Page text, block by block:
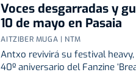
Voces desgarradas y
10 de mayo en Pasaia
AITZIBER MUGA | NTM
Antxo revivirá su festival
40º aniversario del Fanzine